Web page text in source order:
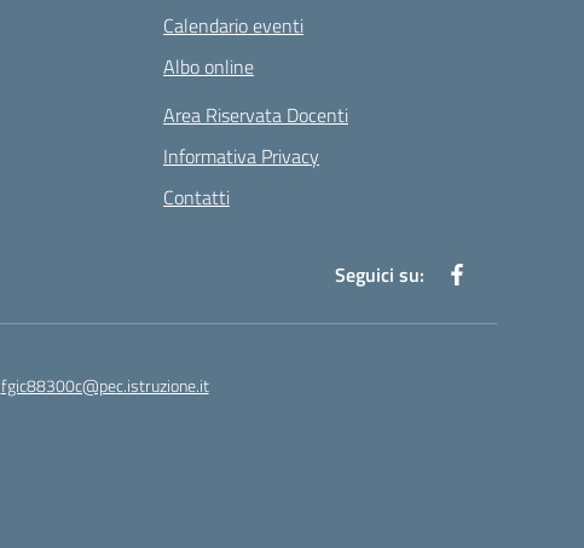
Calendario eventi
Albo online
Area Riservata Docenti
Informativa Privacy
Contatti
Seguici su:
fgic88300c@pec.istruzione.it